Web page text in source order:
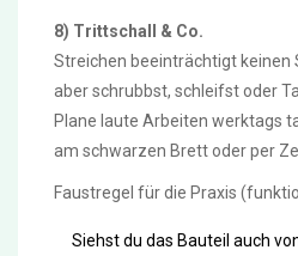
8) Trittschall & Co.
Streichen beeinträchtigt keinen
aber schrubbst, schleifst oder
Plane laute Arbeiten werktags
am schwarzen Brett oder per
Faustregel für die Praxis
Siehst du das Bauteil auch